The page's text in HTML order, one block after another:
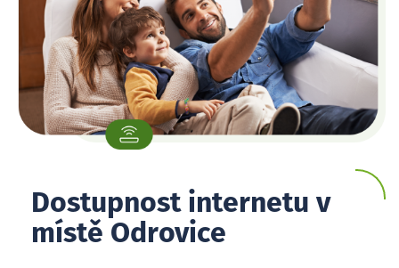
Dostupnost internetu v
místě Odrovice